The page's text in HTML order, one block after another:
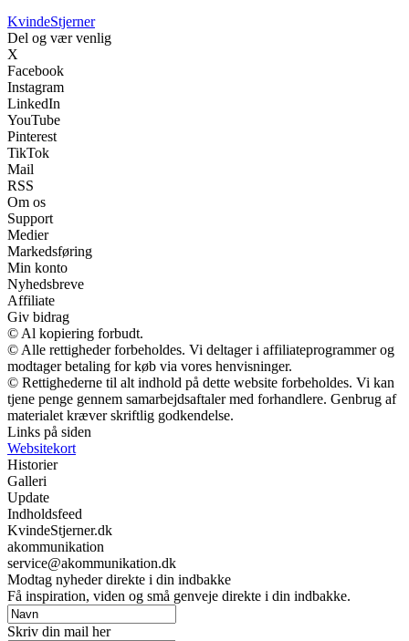
KvindeStjerner
Del og vær venlig
X
Facebook
Instagram
LinkedIn
YouTube
Pinterest
TikTok
Mail
RSS
Om os
Support
Medier
Markedsføring
Min konto
Nyhedsbreve
Affiliate
Giv bidrag
© Al kopiering forbudt.
© Alle rettigheder forbeholdes. Vi deltager i affiliateprogrammer og
modtager betaling for køb via vores henvisninger.
© Rettighederne til alt indhold på dette website forbeholdes. Vi kan
tjene penge gennem samarbejdsaftaler med forhandlere. Genbrug af
materialet kræver skriftlig godkendelse.
Links på siden
Websitekort
Historier
Galleri
Update
Indholdsfeed
KvindeStjerner.dk
akommunikation
service@akommunikation.dk
Modtag nyheder direkte i din indbakke
Få inspiration, viden og små genveje direkte i din indbakke.
Skriv din mail her